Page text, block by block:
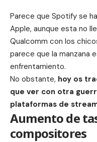
Parece que Spotify se
Apple, aunque esta no
Qualcomm con los
parece que la manzana
enfrentamiento.
No obstante, hoy os
que ver con otra
plataformas de
Aumento de
compositores